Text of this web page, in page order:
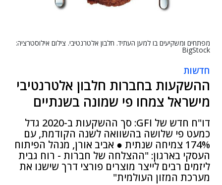
מפתחים ומשקיעים בו למען העתיד. חלבון אלטרנטיבי. צילום אילוסטרציה:
BigStock
חדשות
ההשקעות בחברות חלבון אלטרנטיבי
מישראל צמחו פי שמונה בשנתיים
דו"ח חדש של GFI: סך ההשקעות ב-2020 גדל
כמעט פי שלושה בהשוואה לשנה הקודמת, עם
174% צמיחה שנתית ● אביב אורן, מנהל הפיתוח
העסקי בארגון: "ההצלחה של חברות - רוח גבית
ליזמים רבים לייצר מוצרים פורצי דרך שישנו את
מערכת המזון העולמית"